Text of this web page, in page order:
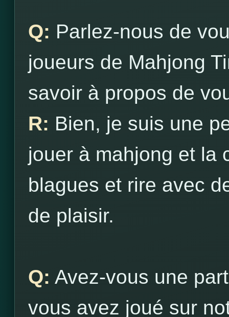
Q: Parlez-nous de
joueurs de Mahjong
savoir à propos de
R: Bien, je suis une
jouer à mahjong et la
blagues et rire avec
de plaisir.
Q: Avez-vous une
vous avez joué sur